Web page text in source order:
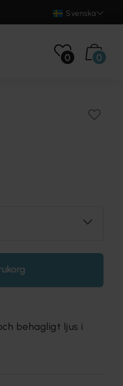
Svenska
0 0
behagligt ljus i